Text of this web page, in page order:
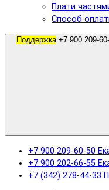
Плати
Способ
Поддержка
+7 900 209-60-50
+7 900 202-66-55
+7 (342) 278-44-33